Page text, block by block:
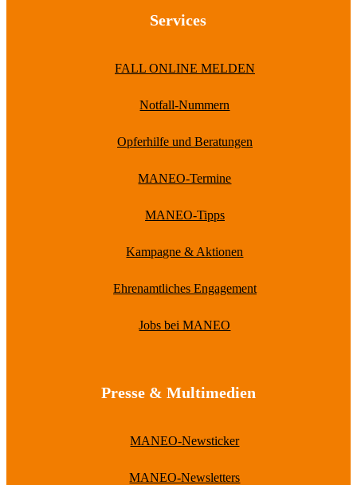
Services
FALL ONLINE MELDEN
Notfall-Nummern
Opferhilfe und Beratungen
MANEO-Termine
MANEO-Tipps
Kampagne & Aktionen
Ehrenamtliches Engagement
Jobs bei MANEO
Presse & Multimedien
MANEO-Newsticker
MANEO-Newsletters